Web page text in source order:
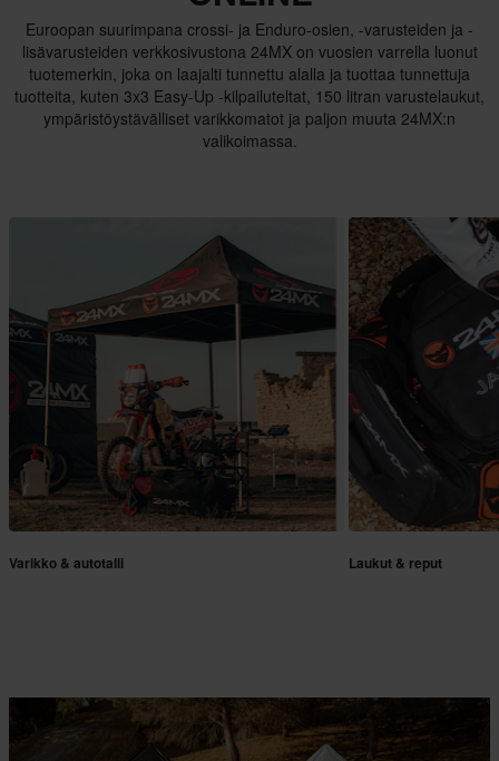
Euroopan suurimpana crossi- ja Enduro-osien, -varusteiden ja -
lisävarusteiden verkkosivustona 24MX on vuosien varrella luonut
tuotemerkin, joka on laajalti tunnettu alalla ja tuottaa tunnettuja
tuotteita, kuten 3x3 Easy-Up -kilpailuteltat, 150 litran varustelaukut,
ympäristöystävälliset varikkomatot ja paljon muuta 24MX:n
valikoimassa.
Varikko & autotalli Laukut & reput